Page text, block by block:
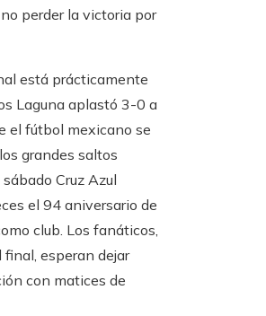
perder la victoria por
está prácticamente
Laguna aplastó 3-0 a
el fútbol mexicano se
grandes saltos
Cruz Azul
el 94 aniversario de
club. Los fanáticos,
esperan dejar
con matices de